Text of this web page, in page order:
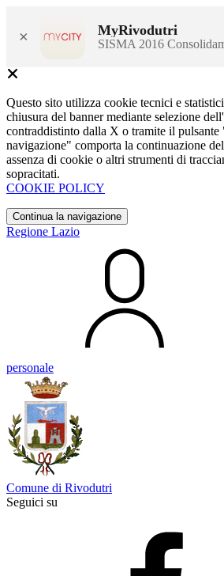
× MyRivodutri
SISMA 2016
Questo sito utilizza cookie tecnici e
chiusura del banner mediante selezione
contraddistinto dalla X o tramite il pulsante
navigazione" comporta la continuazione
assenza di cookie o altri strumenti di
sopracitati.
COOKIE POLICY
Continua la navigazione
Regione Lazio
personale
Comune di Rivodutri
Seguici su